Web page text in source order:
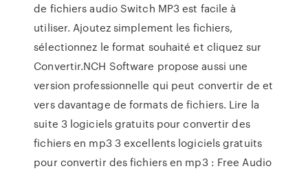
de fichiers audio Switch MP3 est facile à
utiliser. Ajoutez simplement les fichiers,
sélectionnez le format souhaité et cliquez sur
Convertir.NCH Software propose aussi une
version professionnelle qui peut convertir de et
vers davantage de formats de fichiers. Lire la
suite 3 logiciels gratuits pour convertir des
fichiers en mp3 3 excellents logiciels gratuits
pour convertir des fichiers en mp3 : Free Audio